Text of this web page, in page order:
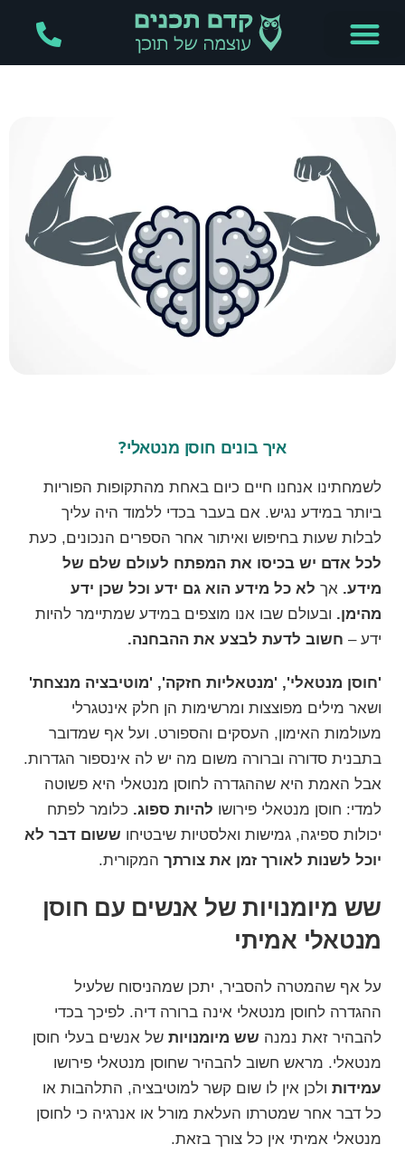
איך בונים חוסן מנטאלי?
לשמחתינו אנחנו חיים כיום באחת מהתקופות הפוריות
ביותר במידע נגיש. אם בעבר בכדי ללמוד היה עליך
לבלות שעות בחיפוש ואיתור אחר הספרים הנכונים, כעת
לכל אדם יש בכיסו את המפתח לעולם שלם של
מידע. אך לא כל מידע הוא גם ידע וכל שכן ידע
מהימן. ובעולם שבו אנו מוצפים במידע שמתיימר להיות
ידע – חשוב לדעת לבצע את ההבחנה.
'חוסן מנטאלי', 'מנטאליות חזקה', 'מוטיבציה מנצחת'
ושאר מילים מפוצצות ומרשימות הן חלק אינטגרלי
מעולמות האימון, העסקים והספורט. ועל אף שמדובר
בתבנית סדורה וברורה משום מה יש לה אינספור הגדרות.
אבל האמת היא שההגדרה לחוסן מנטאלי היא פשוטה
למדי: חוסן מנטאלי פירושו להיות ספוג. כלומר לפתח
יכולות ספיגה, גמישות ואלסטיות שיבטיחו ששום דבר לא
יוכל לשנות לאורך זמן את צורתך המקורית.
שש מיומנויות של אנשים עם חוסן
מנטאלי אמיתי
על אף שהמטרה להסביר, יתכן שמהניסוח שלעיל
ההגדרה לחוסן מנטאלי אינה ברורה דיה. לפיכך בכדי
להבהיר זאת נמנה שש מיומנויות של אנשים בעלי חוסן
מנטאלי. מראש חשוב להבהיר שחוסן מנטאלי פירושו
עמידות ולכן אין לו שום קשר למוטיבציה, התלהבות או
כל דבר אחר שמטרתו העלאת מורל או אנרגיה כי לחוסן
מנטאלי אמיתי אין כל צורך בזאת.